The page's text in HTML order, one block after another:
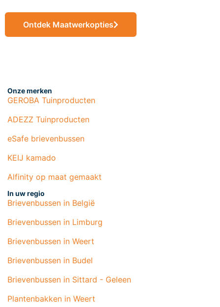
Ontdek Maatwerkopties
Onze merken
GEROBA Tuinproducten
ADEZZ Tuinproducten
eSafe brievenbussen
KEIJ kamado
Alfinity op maat gemaakt
In uw regio
Brievenbussen in België
Brievenbussen in Limburg
Brievenbussen in Weert
Brievenbussen in Budel
Brievenbussen in Sittard - Geleen
Plantenbakken in Weert